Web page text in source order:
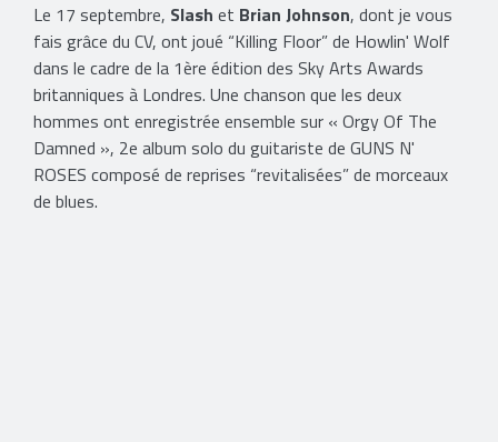
Le 17 septembre, Slash et Brian Johnson, dont je vous
fais grâce du CV, ont joué “Killing Floor” de Howlin' Wolf
dans le cadre de la 1ère édition des Sky Arts Awards
britanniques à Londres. Une chanson que les deux
hommes ont enregistrée ensemble sur « Orgy Of The
Damned », 2e album solo du guitariste de GUNS N'
ROSES composé de reprises “revitalisées” de morceaux
de blues.